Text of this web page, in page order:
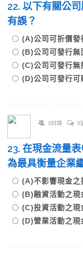
22. 以下有關公
有誤？
(A)公司可折價
(B)公司可發行
(C)公司可發行
(D)公司可發行可
0討論 0
23. 在現金流量
為最具衡量企業
(A)不影響現金
(B)融資活動之
(C)投資活動之
(D)營業活動之現